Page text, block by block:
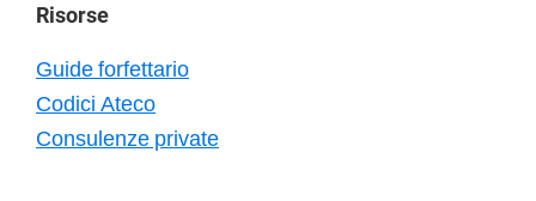
Risorse
Guide forfettario
Codici Ateco
Consulenze private